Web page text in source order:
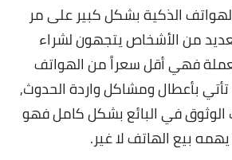
الذكية بشكل كبير على مر
من الأشخاص يتجهون لشراء
فهي أقل سعراً من الهواتف
تأتي بأعطال ومشاكل واردة الحدوث,
الوثوق في البائع بشكل كامل فهو
بيع الهاتف لا غير.